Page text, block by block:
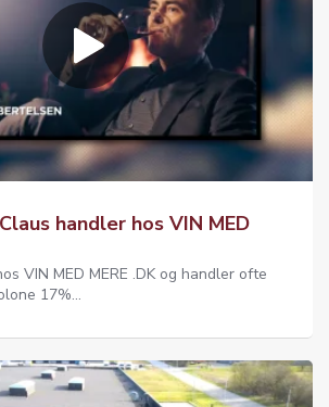
handler hos VIN MED
VIN MED MERE .DK og handler ofte
17%...